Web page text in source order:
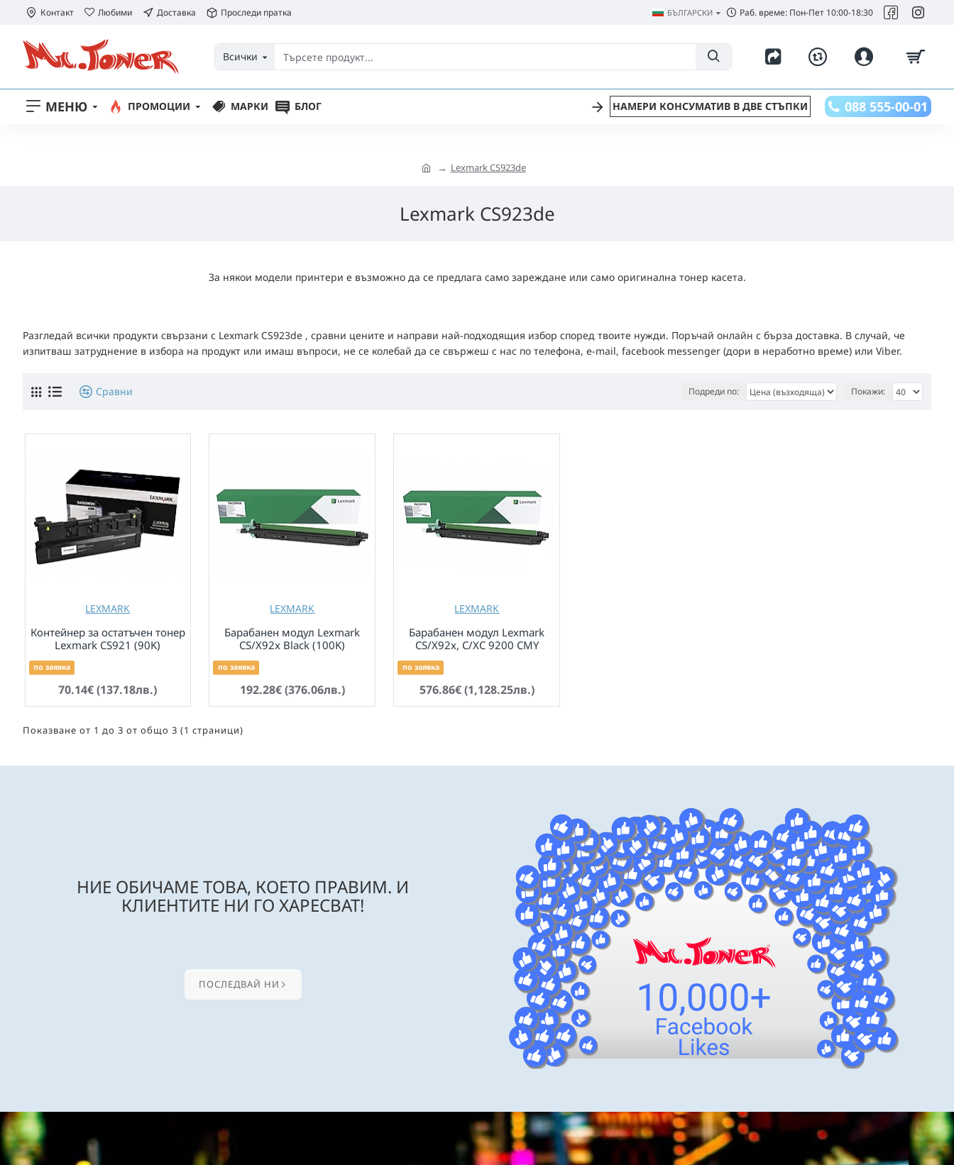
Контакт Любими Доставка Проследи пратка БЪЛГАРСКИ Раб. време: Пон-Пет 10:00-18:30
Всички
МЕНЮ ПРОМОЦИИ МАРКИ БЛОГ НАМЕРИ КОНСУМАТИВ В ДВЕ СТЪПКИ 088 555-00-01
Lexmark CS923de
Lexmark CS923de
За някои модели принтери е възможно да се предлага само зареждане или само оригинална тонер касета.
Разгледай всички продукти свързани с Lexmark CS923de , сравни цените и направи най-подходящия избор според твоите нужди. Поръчай онлайн с бърза доставка. В случай, че
изпитваш затруднение в избора на продукт или имаш въпроси, не се колебай да се свържеш с нас по телефона, e-mail, facebook messenger (дори в неработно време) или Viber.
Сравни Подреди по: Покажи:
LEXMARK
Контейнер за остатъчен тонер
Lexmark CS921 (90K)
по заявка
70.14€ (137.18лв.)
LEXMARK
Барабанен модул Lexmark
CS/X92x Black (100K)
по заявка
192.28€ (376.06лв.)
LEXMARK
Барабанен модул Lexmark
CS/X92x, C/XC 9200 CMY
по заявка
576.86€ (1,128.25лв.)
Показване от 1 до 3 от общо 3 (1 страници)
НИЕ ОБИЧАМЕ ТОВА, КОЕТО ПРАВИМ. И
КЛИЕНТИТЕ НИ ГО ХАРЕСВАТ!
ПОСЛЕДВАЙ НИ